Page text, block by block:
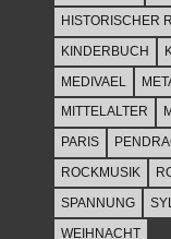
HISTORISCHER
KINDERBUCH
MEDIVAEL
MITTELALTER
PARIS
ROCKMUSIK
SPANNUNG
WEIHNACHT